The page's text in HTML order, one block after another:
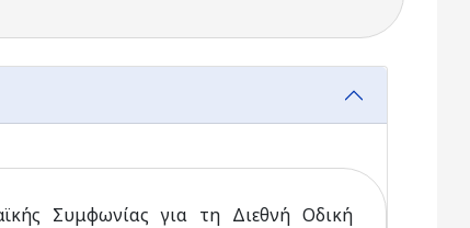
Συμφωνίας για τη Διεθνή Οδική